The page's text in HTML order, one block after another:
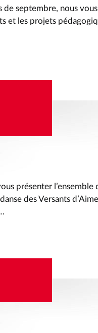
septembre, nous
et les projets
présenter
des Versants